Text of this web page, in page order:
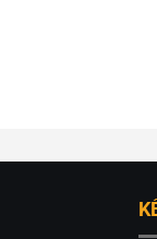
nắng, gió bụi